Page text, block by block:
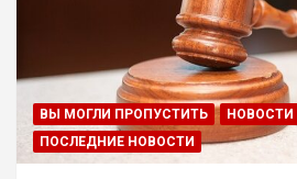
ВЫ МОГЛИ ПРОПУСТИТЬ
НОВОСТИ
ПОСЛЕДНИЕ НОВОСТИ